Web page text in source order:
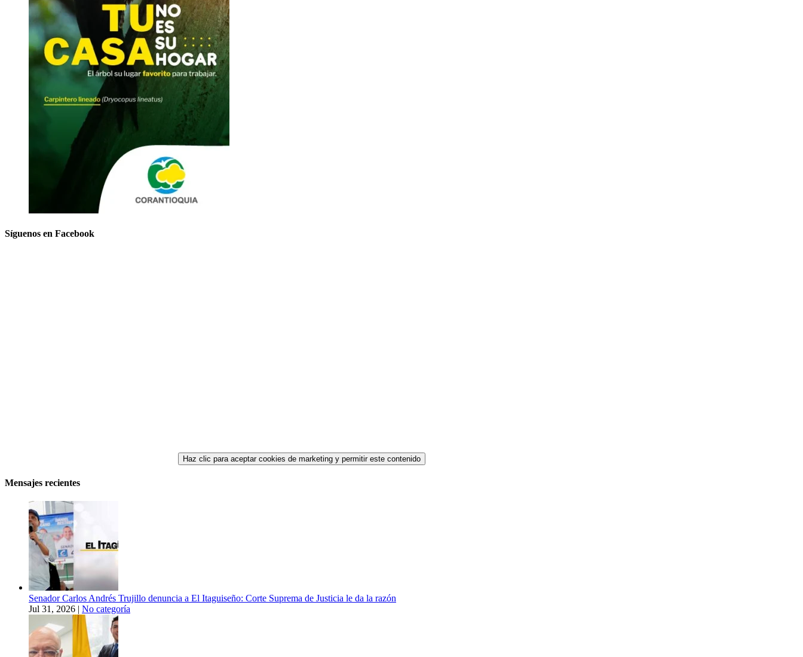
Síguenos en Facebook
Haz clic para aceptar cookies de marketing y permitir este contenido
Mensajes recientes
Senador Carlos Andrés Trujillo denuncia a El Itaguiseño: Corte Suprema de Justicia le da la razón
Jul 31, 2026 | No categoría